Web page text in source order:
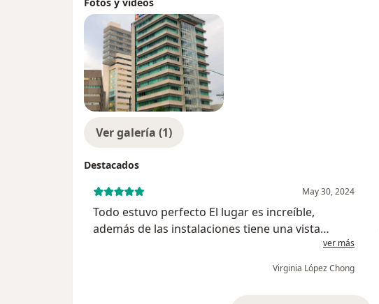
Ver galería (1)
Destacados
May 30, 2024
Todo estuvo perfecto El lugar es increíble,
además de las instalaciones tiene una vista
hermosa y el trato del doctor es muy profesional
y agradable Estoy muy agradecida y satisfecha
ver más
Virginia López Chong